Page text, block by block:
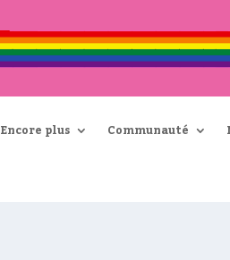
Encore plus Communauté